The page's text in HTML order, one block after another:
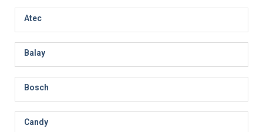
Atec
Balay
Bosch
Candy